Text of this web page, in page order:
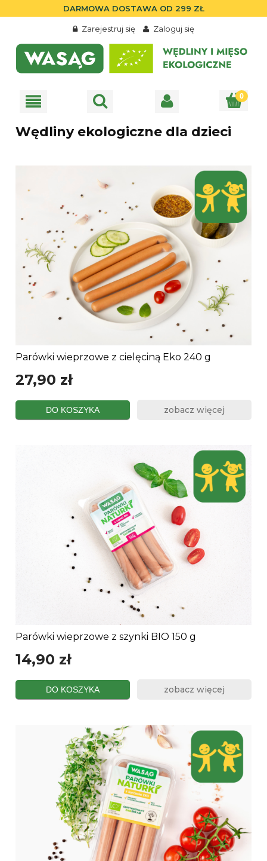
DARMOWA DOSTAWA OD 299 ZŁ
Zarejestruj się Zaloguj się
Wędliny ekologiczne dla dzieci
Parówki wieprzowe z cielęciną Eko 240 g
27,90 zł
DO KOSZYKA zobacz więcej
Parówki wieprzowe z szynki BIO 150 g
14,90 zł
DO KOSZYKA zobacz więcej